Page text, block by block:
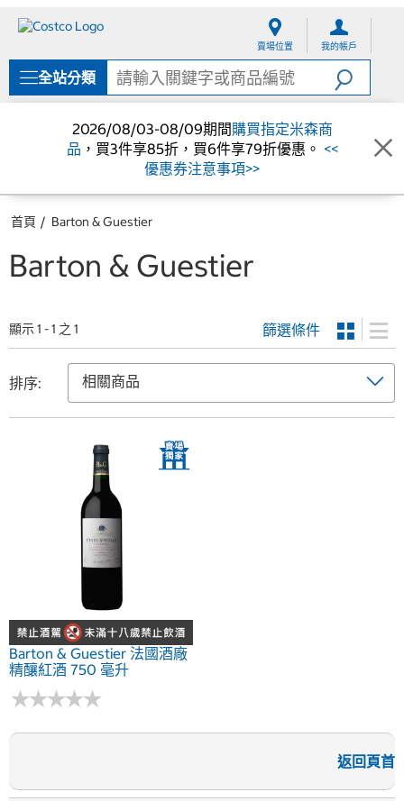
單
賣場位置 我的帳戶
全站分類
2026/08/03-08/09期間購買指定米森商
品 ，買3件享85折，買6件享79折優惠。 <<
優惠券注意事項>>
首頁 Barton & Guestier
Barton & Guestier
顯示 1 - 1 之 1 篩選條件
排序:
Barton & Guestier 法國酒廠
精釀紅酒 750 毫升
★★★★★
★★★★★
返回頁首